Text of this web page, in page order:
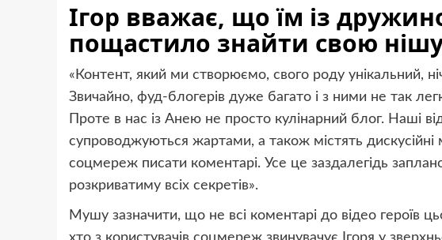
Ігор вважає, що їм із
пощастило знайти свою
«Контент, який ми створюємо, свого роду унікальний,
Звичайно, фуд-блогерів дуже багато і з ними не так
Проте в нас із Анею не просто кулінарний блог. Наші
супроводжуються жартами, а також містять
соцмереж писати коментарі. Усе це заздалегідь
розкриватиму всіх секретів».
Мушу зазначити, що не всі коментарі до відео героїв